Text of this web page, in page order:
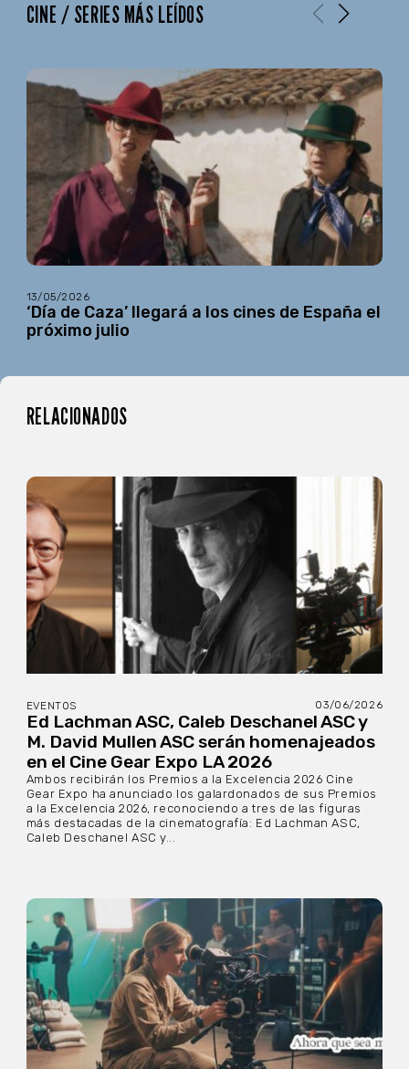
CINE / SERIES MÁS LEÍDOS
13/05/2026
‘Día de Caza’ llegará a los cines de España el
próximo julio
RELACIONADOS
EVENTOS 03/06/2026
Ed Lachman ASC, Caleb Deschanel ASC y
M. David Mullen ASC serán homenajeados
en el Cine Gear Expo LA 2026
Ambos recibirán los Premios a la Excelencia 2026 Cine
Gear Expo ha anunciado los galardonados de sus Premios
a la Excelencia 2026, reconociendo a tres de las figuras
más destacadas de la cinematografía: Ed Lachman ASC,
Caleb Deschanel ASC y...